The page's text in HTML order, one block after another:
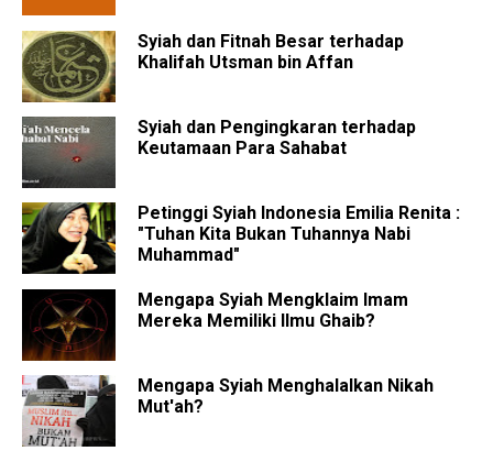
Syiah dan Fitnah Besar terhadap
Khalifah Utsman bin Affan
Syiah dan Pengingkaran terhadap
Keutamaan Para Sahabat
Petinggi Syiah Indonesia Emilia Renita :
"Tuhan Kita Bukan Tuhannya Nabi
Muhammad"
Mengapa Syiah Mengklaim Imam
Mereka Memiliki Ilmu Ghaib?
Mengapa Syiah Menghalalkan Nikah
Mut'ah?